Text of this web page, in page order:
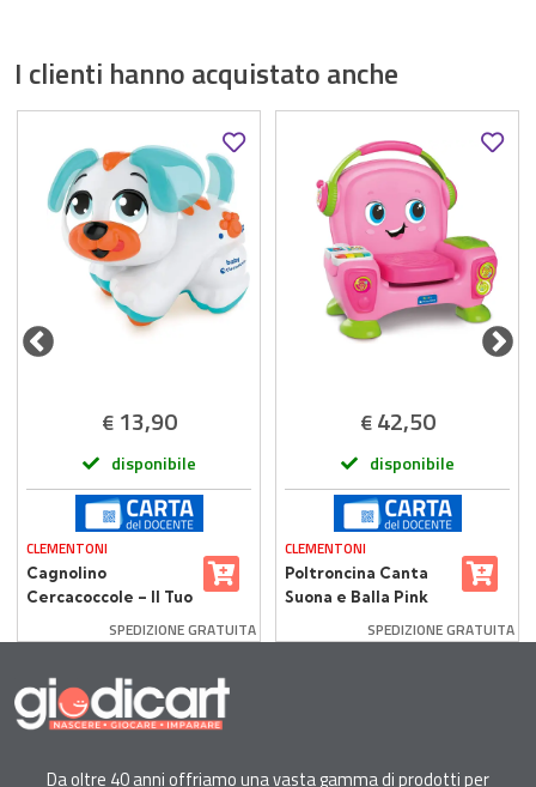
I clienti hanno acquistato anche
€ 13,90
disponibile
CLEMENTONI
Cagnolino
Cercacoccole – Il Tuo
Interattivo
SPEDIZIONE GRATUITA
€ 42,50
disponibile
CLEMENTONI
Poltroncina Canta
Suona e Balla Pink
SPEDIZIONE GRATUITA
Da oltre 40 anni offriamo una vasta gamma di prodotti per